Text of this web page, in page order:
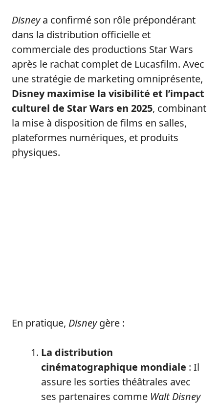
Disneya confirmé son rôle prépondérant
dans la distribution officielle et
commerciale des productions Star Wars
après le rachat complet de Lucasfilm. Avec
une stratégie de marketing omniprésente,
Disney maximise la visibilité et l’impact
culturel de Star Wars en 2025, combinant
la mise à disposition de films en salles,
plateformes numériques, et produits
physiques.
En pratique, Disneygère :
La distribution
cinématographique mondiale : Il
assure les sorties théâtrales avec
ses partenaires comme Walt Disney